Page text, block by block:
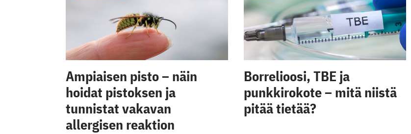
Ampiaisen pisto – näin
hoidat pistoksen ja
tunnistat vakavan
allergisen reaktion
Borrelioosi, TBE ja
punkkirokote – mitä niistä
pitää tietää?